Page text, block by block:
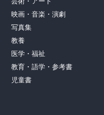
映画・音楽・演劇
写真集
教養
医学・福祉
教育・語学・参考書
児童書